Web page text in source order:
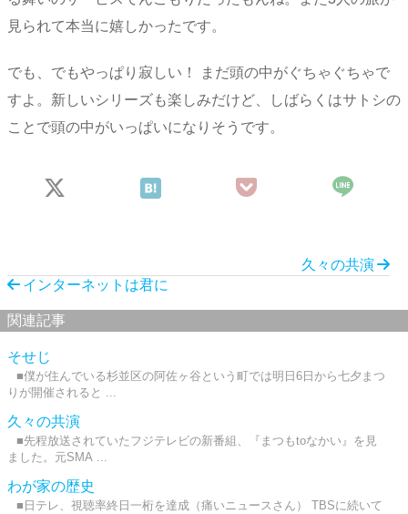
見られて本当に嬉しかったです。
でも、でもやっぱり寂しい！ まだ頭の中がぐちゃぐちゃで
すよ。新しいシリーズも楽しみだけど、しばらくはサトシの
ことで頭の中がいっぱいになりそうです。
久々の共演
インターネットは君に
関連記事
そせじ
■僕が住んでいる杉並区の阿佐ヶ谷という町では明日6日から七夕まつ
りが開催されると ...
久々の共演
■先程放送されていたフジテレビの新番組、『まつもtoなかい』を見
ました。元SMA ...
わが家の歴史
■日テレ、視聴率終日一桁を達成（痛いニュースさん） TBSに続いて